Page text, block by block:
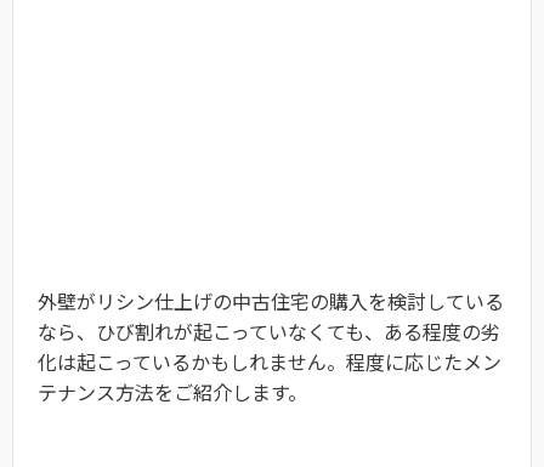
外壁がリシン仕上げの中古住宅の購入を検討している
なら、ひび割れが起こっていなくても、ある程度の劣
化は起こっているかもしれません。程度に応じたメン
テナンス方法をご紹介します。